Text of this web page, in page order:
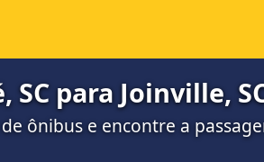
SC para Joinville,
ônibus e encontre a